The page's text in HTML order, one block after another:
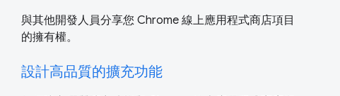
與其他開發人員分享您 Chrome 線上應用程式商店項目
的擁有權。
設計高品質的擴充功能